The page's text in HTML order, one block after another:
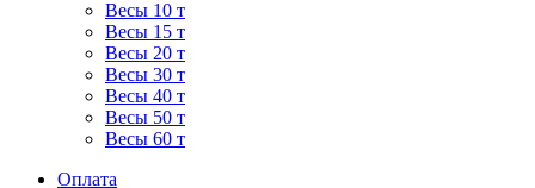
Весы 10 т
Весы 15 т
Весы 20 т
Весы 30 т
Весы 40 т
Весы 50 т
Весы 60 т
Оплата